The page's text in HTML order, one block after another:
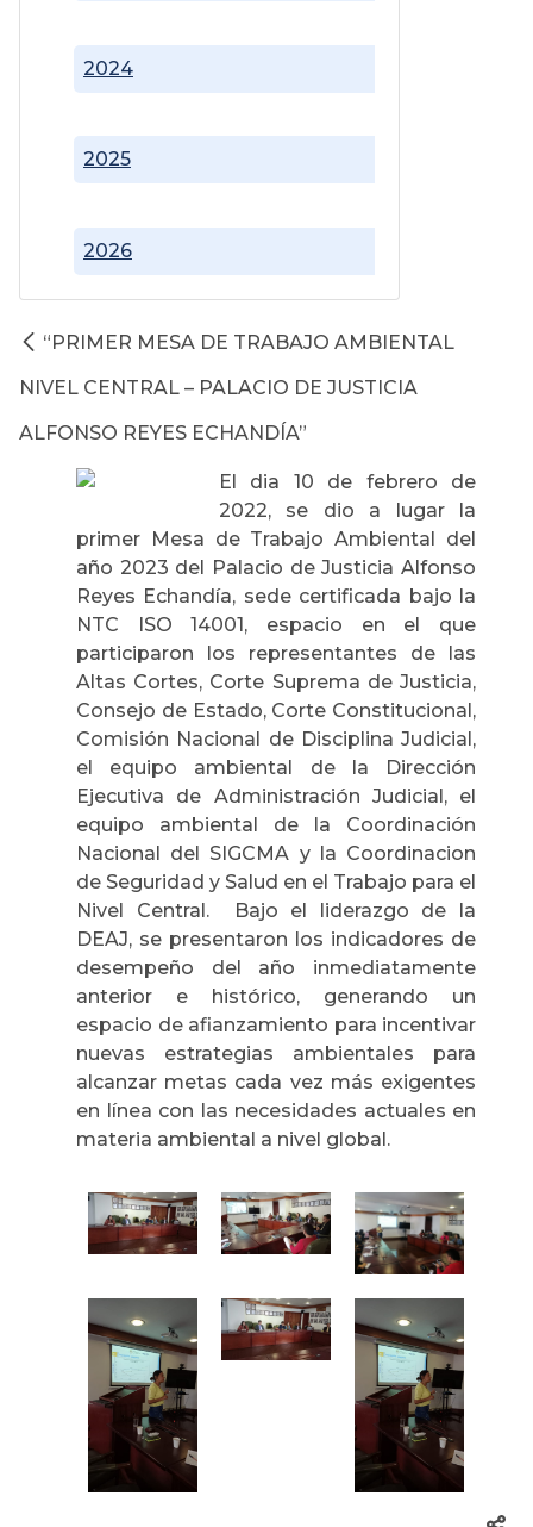
2024
2025
2026
“PRIMER MESA DE TRABAJO AMBIENTAL
NIVEL CENTRAL – PALACIO DE JUSTICIA
ALFONSO REYES ECHANDÍA”
El dia 10 de febrero de
2022, se dio a lugar la
primer Mesa de Trabajo Ambiental del
año 2023 del Palacio de Justicia Alfonso
Reyes Echandía, sede certificada bajo la
NTC ISO 14001, espacio en el que
participaron los representantes de las
Altas Cortes, Corte Suprema de Justicia,
Consejo de Estado, Corte Constitucional,
Comisión Nacional de Disciplina Judicial,
el equipo ambiental de la Dirección
Ejecutiva de Administración Judicial, el
equipo ambiental de la Coordinación
Nacional del SIGCMA y la Coordinacion
de Seguridad y Salud en el Trabajo para el
Nivel Central. Bajo el liderazgo de la
DEAJ, se presentaron los indicadores de
desempeño del año inmediatamente
anterior e histórico, generando un
espacio de afianzamiento para incentivar
nuevas estrategias ambientales para
alcanzar metas cada vez más exigentes
en línea con las necesidades actuales en
materia ambiental a nivel global.